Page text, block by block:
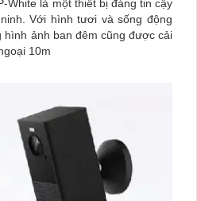
White là một thiết bị đáng tin cậy
động
ảnh ban đêm cũng được cải
10m